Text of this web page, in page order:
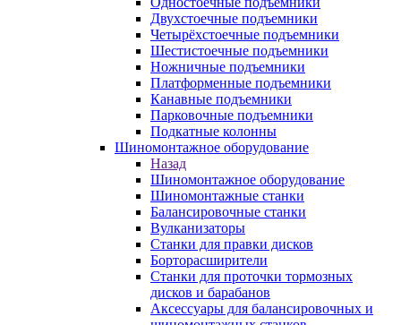
Двухстоечные подъемники
Четырёхстоечные подъемники
Шестистоечные подъемники
Ножничные подъемники
Платформенные подъемники
Канавные подъемники
Парковочные подъемники
Подкатные колонны
Шиномонтажное оборудование
Назад
Шиномонтажное оборудование
Шиномонтажные станки
Балансировочные станки
Вулканизаторы
Станки для правки дисков
Борторасширители
Станки для проточки тормозных
дисков и барабанов
Аксессуары для балансировочных и